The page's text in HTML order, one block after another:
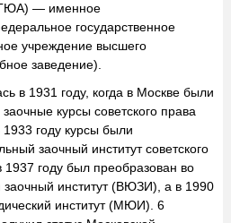
— именное
государственное
учреждение высшего
заведение).
в 1931 году, когда в Москве были
курсы советского права
году курсы были
заочный институт советского
году был преобразован во
институт (ВЮЗИ), а в 1990
институт (МЮИ). 6